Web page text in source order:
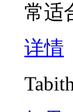
常适
详情